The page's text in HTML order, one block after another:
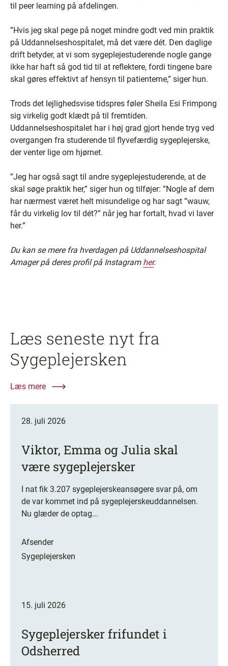
til peer learning på afdelingen.
”Hvis jeg skal pege på noget mindre godt ved min praktik
på Uddannelseshospitalet, må det være dét. Den daglige
drift betyder, at vi som sygeplejestuderende nogle gange
ikke har haft så god tid til at reflektere, fordi tingene bare
skal gøres effektivt af hensyn til patienterne,” siger hun.
Trods det lejlighedsvise tidspres føler Sheila Esi Frimpong
sig virkelig godt klædt på til fremtiden.
Uddannelseshospitalet har i høj grad gjort hende tryg ved
overgangen fra studerende til flyvefærdig sygeplejerske,
der venter lige om hjørnet.
”Jeg har også sagt til andre sygeplejestuderende, at de
skal søge praktik her,” siger hun og tilføjer: ”Nogle af dem
har nærmest været helt misundelige og har sagt ”wauw,
får du virkelig lov til dét?” når jeg har fortalt, hvad vi laver
her.”
Du kan se mere fra hverdagen på Uddannelseshospital
Amager på deres profil på Instagram her.
Læs seneste nyt fra
Sygeplejersken
Læs mere
28. juli 2026
Viktor, Emma og Julia skal
være sygeplejersker
I nat fik 3.207 sygeplejerskeansøgere svar på, om
de var kommet ind på sygeplejerskeuddannelsen.
Nu glæder de optag...
Afsender
Sygeplejersken
15. juli 2026
Sygeplejersker frifundet i
Odsherred